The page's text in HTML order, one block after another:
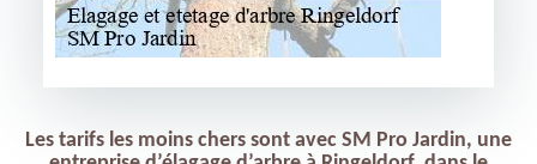
Les tarifs les moins chers sont avec SM Pro Jardin, une